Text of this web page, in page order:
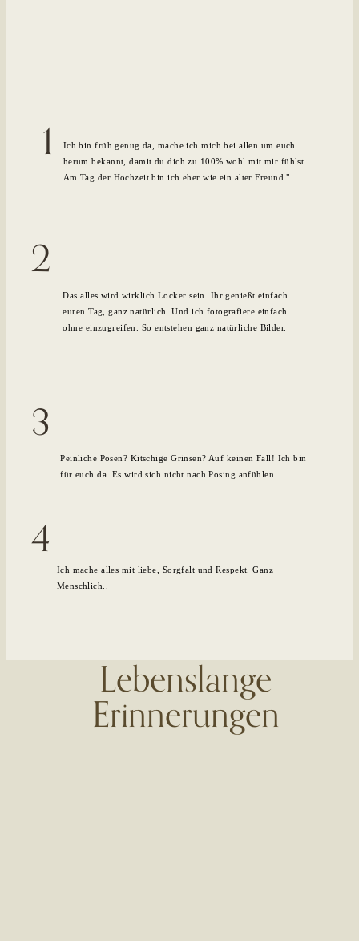
1
3
Ich bin früh genug da, mache ich mich bei allen um euch
herum bekannt, damit du dich zu 100% wohl mit mir fühlst.
Am Tag der Hochzeit bin ich eher wie ein alter Freund."
Peinliche Posen? Kitschige Grinsen? Auf keinen Fall! Ich bin
für euch da. Es wird sich nicht nach Posing anfühlen
4
2
Ich mache alles mit liebe, Sorgfalt und Respekt. Ganz
Menschlich..
Das alles wird wirklich Locker sein. Ihr genießt einfach
euren Tag, ganz natürlich. Und ich fotografiere einfach
ohne einzugreifen. So entstehen ganz natürliche Bilder.
Lebenslange
Erinnerungen